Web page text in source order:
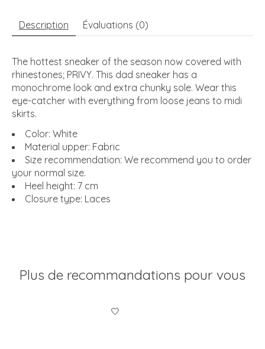
Description Évaluations (0)
The hottest sneaker of the season now covered with
rhinestones; PRIVY. This dad sneaker has a
monochrome look and extra chunky sole. Wear this
eye-catcher with everything from loose jeans to midi
skirts.
Color: White
Material upper: Fabric
Size recommendation: We recommend you to order
your normal size.
Heel height: 7 cm
Closure type: Laces
Plus de recommandations pour vous
Articles du carrousel de produits